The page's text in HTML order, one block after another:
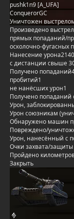
pushk1n9 [A_UFA]
ConquerorGC
Уничтожен
Произведено
прямых попаданий/
осколочно-фугасных
Нанесение урона2140
с дистанции свыше
Получено попаданий
пробитий1
не нанёсших урон1
Получено попаданий
Урон,
Урон союзникам
Обнаружено машин
Повреждено/
Урон, нанесённый с
Очки захвата/
Пройдено
Закрыть